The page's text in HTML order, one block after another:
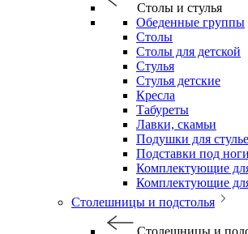
Столы и стулья
Обеденные группы
Столы
Столы для детской
Стулья
Стулья детские
Кресла
Табуреты
Лавки, скамьи
Подушки для
Подставки под ноги
Комплектующие
Комплектующие
Столешницы и подстолья
Столешницы и